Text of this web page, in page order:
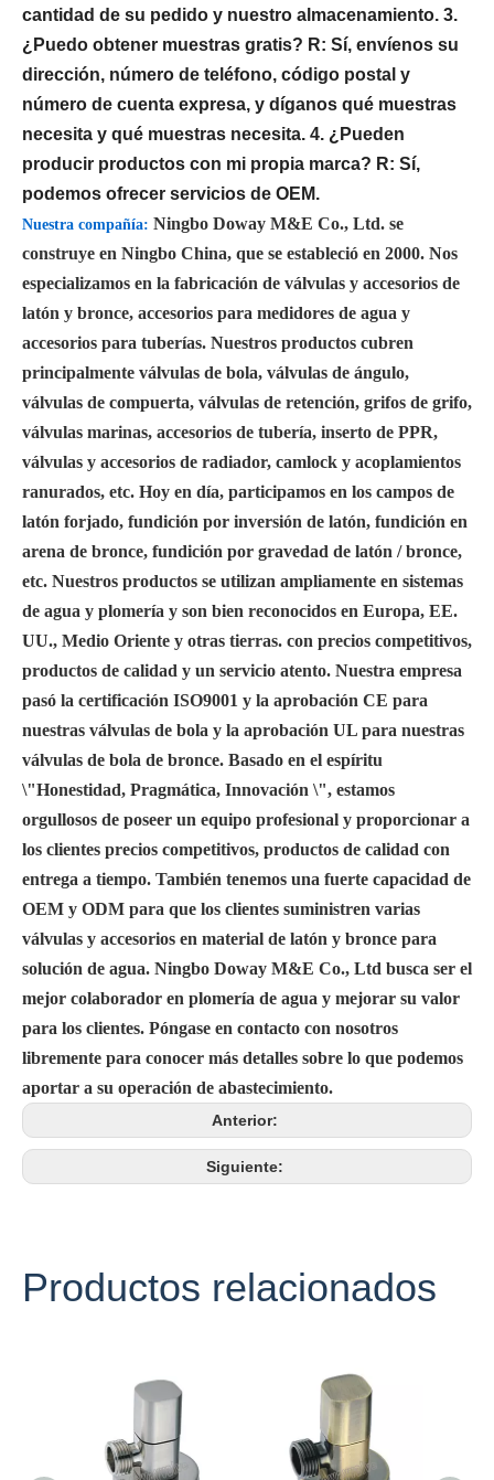
cantidad de su pedido y nuestro almacenamiento. 3.
¿Puedo obtener muestras gratis? R: Sí, envíenos su
dirección, número de teléfono, código postal y
número de cuenta expresa, y díganos qué muestras
necesita y qué muestras necesita. 4. ¿Pueden
producir productos con mi propia marca? R: Sí,
podemos ofrecer servicios de OEM.
Nuestra compañía: Ningbo Doway M&E Co., Ltd. se
construye en Ningbo China, que se estableció en 2000. Nos
especializamos en la fabricación de válvulas y accesorios de
latón y bronce, accesorios para medidores de agua y
accesorios para tuberías. Nuestros productos cubren
principalmente válvulas de bola, válvulas de ángulo,
válvulas de compuerta, válvulas de retención, grifos de grifo,
válvulas marinas, accesorios de tubería, inserto de PPR,
válvulas y accesorios de radiador, camlock y acoplamientos
ranurados, etc. Hoy en día, participamos en los campos de
latón forjado, fundición por inversión de latón, fundición en
arena de bronce, fundición por gravedad de latón / bronce,
etc. Nuestros productos se utilizan ampliamente en sistemas
de agua y plomería y son bien reconocidos en Europa, EE.
UU., Medio Oriente y otras tierras. con precios competitivos,
productos de calidad y un servicio atento. Nuestra empresa
pasó la certificación ISO9001 y la aprobación CE para
nuestras válvulas de bola y la aprobación UL para nuestras
válvulas de bola de bronce. Basado en el espíritu
\"Honestidad, Pragmática, Innovación \", estamos
orgullosos de poseer un equipo profesional y proporcionar a
los clientes precios competitivos, productos de calidad con
entrega a tiempo. También tenemos una fuerte capacidad de
OEM y ODM para que los clientes suministren varias
válvulas y accesorios en material de latón y bronce para
solución de agua. Ningbo Doway M&E Co., Ltd busca ser el
mejor colaborador en plomería de agua y mejorar su valor
para los clientes. Póngase en contacto con nosotros
libremente para conocer más detalles sobre lo que podemos
aportar a su operación de abastecimiento.
Anterior:
Siguiente:
Productos relacionados